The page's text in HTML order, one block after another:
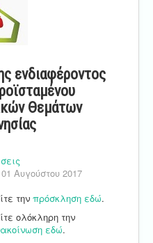
ενδιαφέροντος
Θεμάτων
Αυγούστου 2017
την πρόσκληση εδώ.
ολόκληρη την
εδώ.